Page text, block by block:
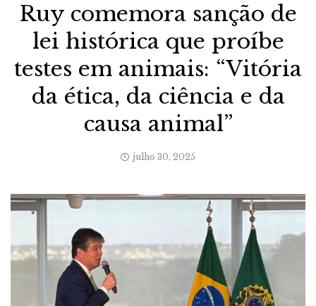
Ruy comemora sanção de
lei histórica que proíbe
testes em animais: “Vitória
da ética, da ciência e da
causa animal”
julho 30, 2025